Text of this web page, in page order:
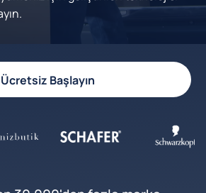
Ücretsiz Başlayın